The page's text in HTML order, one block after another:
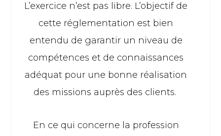
L’exercice n’est pas libre. L’objectif de
cette réglementation est bien
entendu de garantir un niveau de
compétences et de connaissances
adéquat pour une bonne réalisation
des missions auprès des clients.
En ce qui concerne la profession